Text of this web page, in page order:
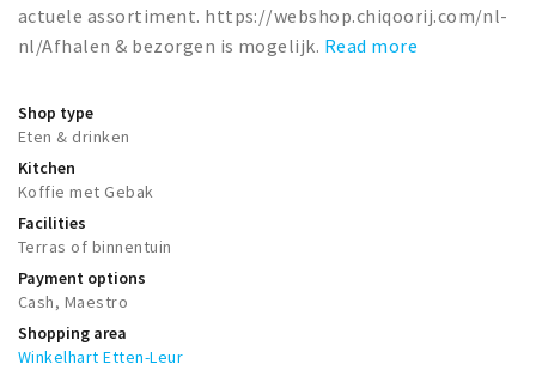
Baroniepoorten
Sport
Andere City Apps
Sign in
actuele assortiment. https://webshop.chiqoorij.com/nl-
nl/Afhalen & bezorgen is mogelijk. Read more
Shop type
Eten & drinken
Kitchen
Koffie met Gebak
Facilities
Terras of binnentuin
Payment options
Cash, Maestro
Shopping area
Winkelhart Etten-Leur